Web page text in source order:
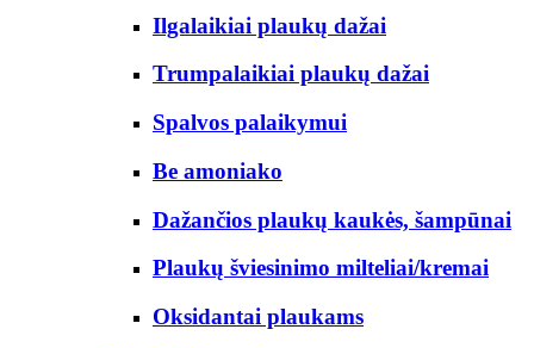
Ilgalaikiai plaukų dažai
Trumpalaikiai plaukų dažai
Spalvos palaikymui
Be amoniako
Dažančios plaukų kaukės, šampūnai
Plaukų šviesinimo milteliai/kremai
Oksidantai plaukams